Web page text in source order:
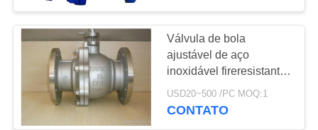
Válvula de
solenoide de
Rexroth
14
Válvula de bola
ajustável de aço
inoxidável fireresistant
de 316 Ss da válvula de
bola da flutuação
USD20~500 /PC MOQ:1
CONTATO